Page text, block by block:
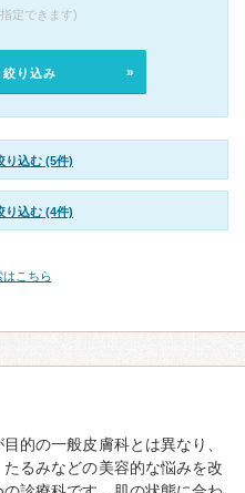
定できます)
り込み
り込む (5件)
り込む (4件)
はこちら
的の一般皮膚科とは異なり、
るみなどの美容的な悩みを改